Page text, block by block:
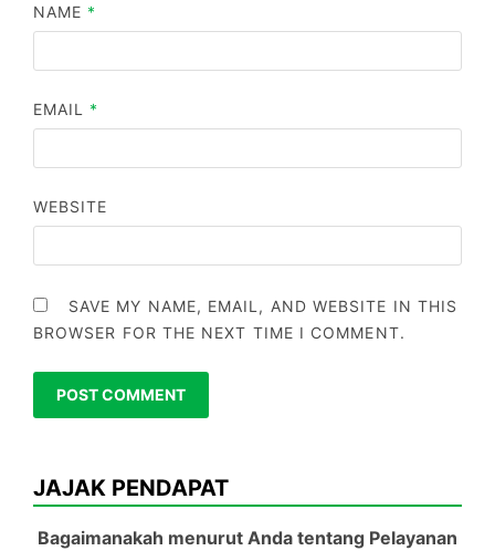
NAME *
EMAIL *
WEBSITE
SAVE MY NAME, EMAIL, AND WEBSITE IN THIS
BROWSER FOR THE NEXT TIME I COMMENT.
JAJAK PENDAPAT
Bagaimanakah menurut Anda tentang Pelayanan